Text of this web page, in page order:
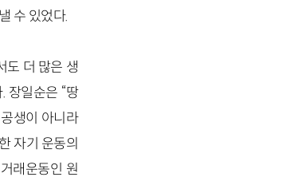
수 있었다.
도 더 많은 생
장일순은 “땅
생이 아니라
자기 운동의
래운동인 원